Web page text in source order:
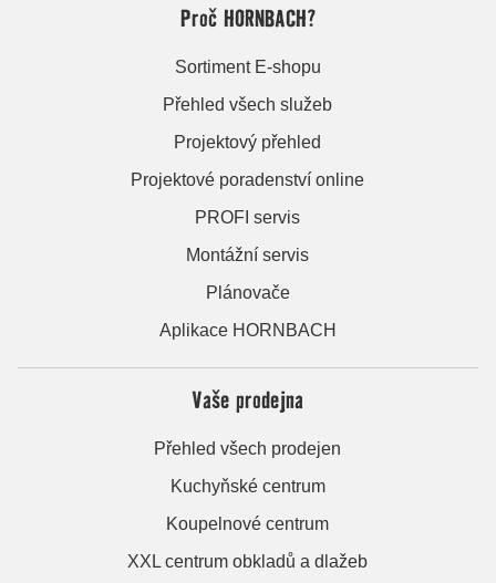
Proč HORNBACH?
Sortiment E-shopu
Přehled všech služeb
Projektový přehled
Projektové poradenství online
PROFI servis
Montážní servis
Plánovače
Aplikace HORNBACH
Vaše prodejna
Přehled všech prodejen
Kuchyňské centrum
Koupelnové centrum
XXL centrum obkladů a dlažeb